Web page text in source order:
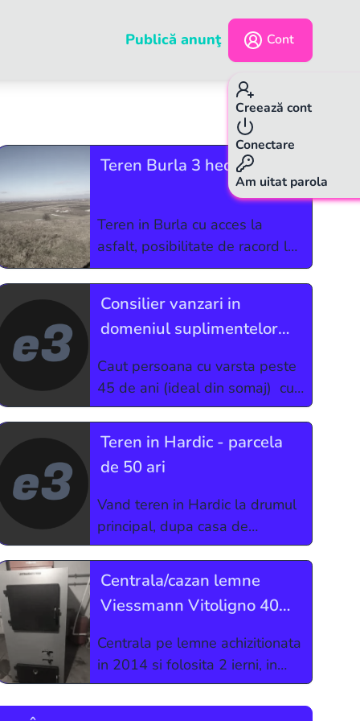
Publică anunţ Cont
Creează cont
Conectare
Am uitat parola
p.1/2
Teren Burla 3 hectare
Teren in Burla cu acces la
asfalt, posibilitate de racord la
curent. O parte este intravilan
iar restul extravilan toate in
aceeasi parcela. Exista
posibilitatea cumpararii,
Consilier vanzari in
domeniul suplimentelor
Caut persoana cu varsta peste
45 de ani (ideal din somaj) cu
abilitati bune de comunicare,
sociabila,prezentabila si dorinta
de a invata lucruri noi - cu
INTERES pentru domeniul
sanatatii si
Teren in Hardic - parcela
de 50 ari
Vand teren in Hardic la drumul
principal, dupa casa de
vanatoare, in suprafata de 50
ari langa ultima bariera. Pretul
pentru parcela este de 50
20.000 euro. Pret usor
negociabil.
Centrala/cazan lemne
Viessmann Vitoligno 40
Centrala pe lemne achizitionata
in 2014 si folosita 2 ierni, in
stare foarte buna. Se vinde
deoarece am trecut pe sistemul